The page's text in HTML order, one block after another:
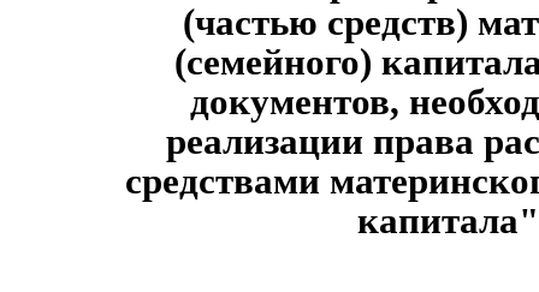
(частью средств)
(семейного)
документов,
реализации права
средствами
капитала"